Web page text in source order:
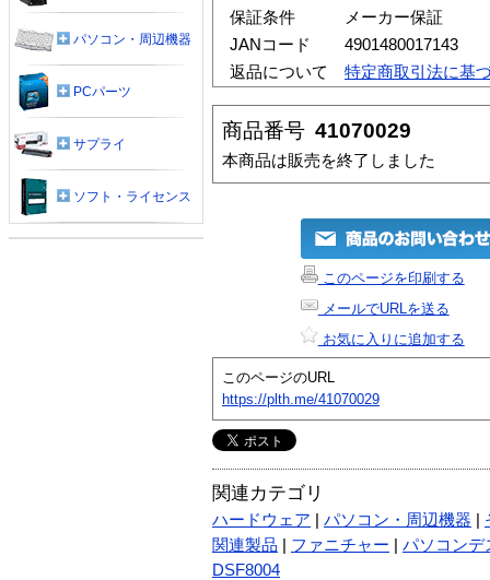
保証条件
メーカー保証
JANコード
4901480017143
返品について
特定商取引法に基
商品番号 41070029
本商品は販売を終了しました
このページを印刷する
メールでURLを送る
お気に入りに追加する
このページのURL
https://plth.me/41070029
関連カテゴリ
ハードウェア パソコン・周辺機器
関連製品
ファニチャー
パソコンデ
DSF8004
パソコン・周辺機器
PCパーツ
サプライ
ソフト・ライセンス